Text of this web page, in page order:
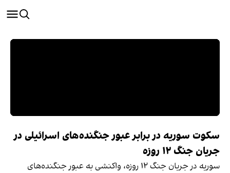
سکوت سوریه در برابر عبور جنگنده‌های اسرائیلی در
جریان جنگ ۱۲ روزه
سوریه در جریان جنگ ۱۲ روزه، واکنشی به عبور جنگنده‌های